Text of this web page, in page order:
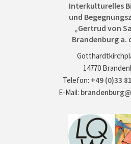
Interkulturelles
und
„Gertrud von
Brandenburg a.
14770
Telefon: +49 (0)33
E-Mail: